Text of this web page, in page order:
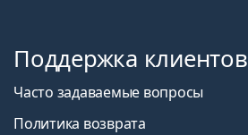
Поддержка клиентов
Часто задаваемые вопросы
Политика возврата